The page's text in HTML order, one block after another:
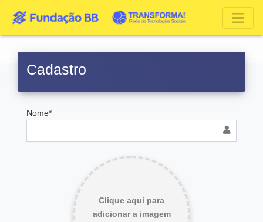
Cadastro
Nome*
Clique aqui para
adicionar a imagem